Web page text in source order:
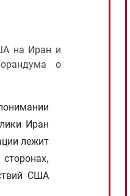
на Иран и
о
Иран
лежит
США